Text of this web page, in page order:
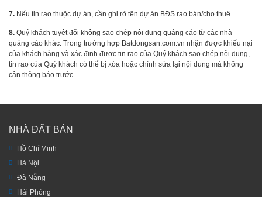
7. Nếu tin rao thuộc dự án, cần ghi rõ tên dự án BĐS rao bán/cho thuê.
8. Quý khách tuyệt đối không sao chép nội dung quảng cáo từ các nhà
quảng cáo khác. Trong trường hợp Batdongsan.com.vn nhận được khiếu nại
của khách hàng và xác định được tin rao của Quý khách sao chép nội dung,
tin rao của Quý khách có thể bị xóa hoặc chỉnh sửa lại nội dung mà không
cần thông báo trước.
NHÀ ĐẤT BÁN
Hồ Chí Minh
Hà Nội
Đà Nẵng
Hải Phòng